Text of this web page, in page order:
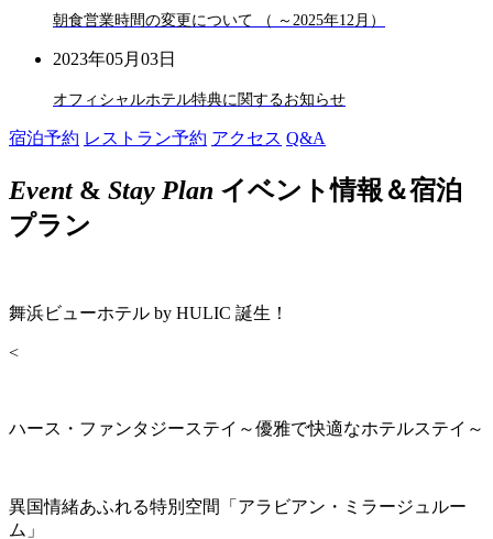
朝食営業時間の変更について （ ～2025年12月）
2023年05月03日
オフィシャルホテル特典に関するお知らせ
宿泊予約 レストラン予約 アクセス Q&A
Event& Stay Plan イベント情報＆宿泊
プラン
舞浜ビューホテル by HULIC 誕生！
<
ハース・ファンタジーステイ～優雅で快適なホテルステイ～
異国情緒あふれる特別空間「アラビアン・ミラージュルー
ム」